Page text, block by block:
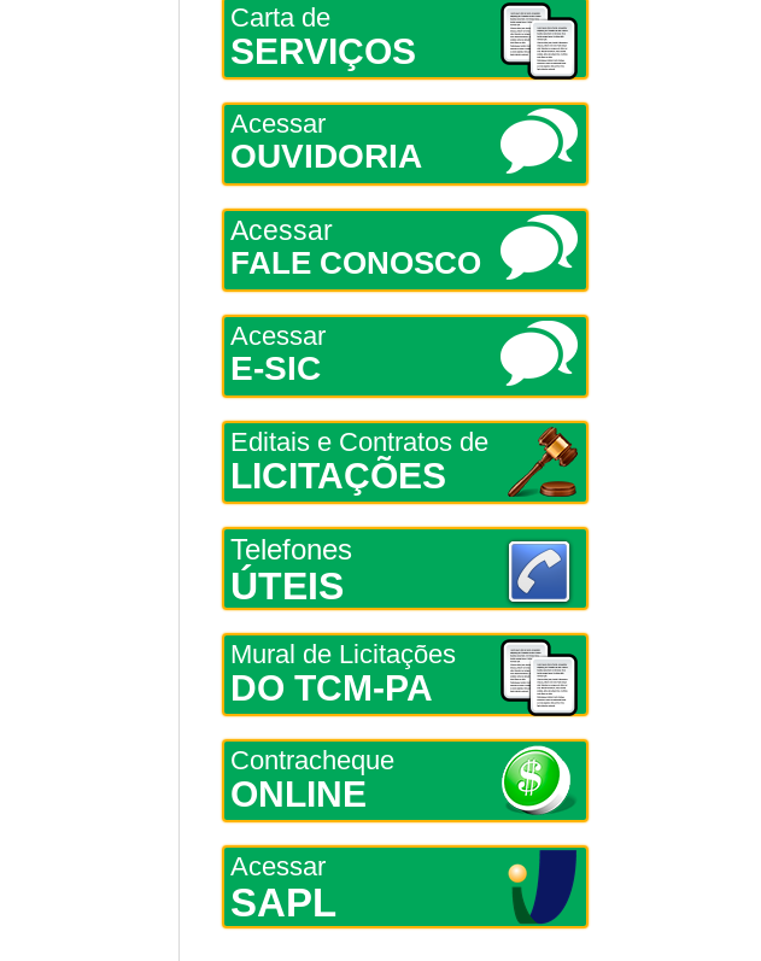
Carta de
SERVIÇOS
Acessar
OUVIDORIA
Acessar
FALE CONOSCO
Acessar
E-SIC
Editais e Contratos de
LICITAÇÕES
Telefones
ÚTEIS
Mural de Licitações
DO TCM-PA
Contracheque
ONLINE
Acessar
SAPL